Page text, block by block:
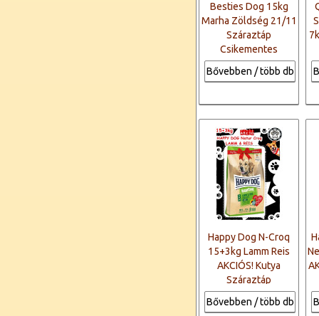
Besties Dog 15kg
Marha Zöldség 21/11
Száraztáp
Csikementes
Bővebben / több db
Happy Dog N-Croq
15+3kg Lamm Reis
AKCIÓS! Kutya
Száraztáp
Bővebben / több db